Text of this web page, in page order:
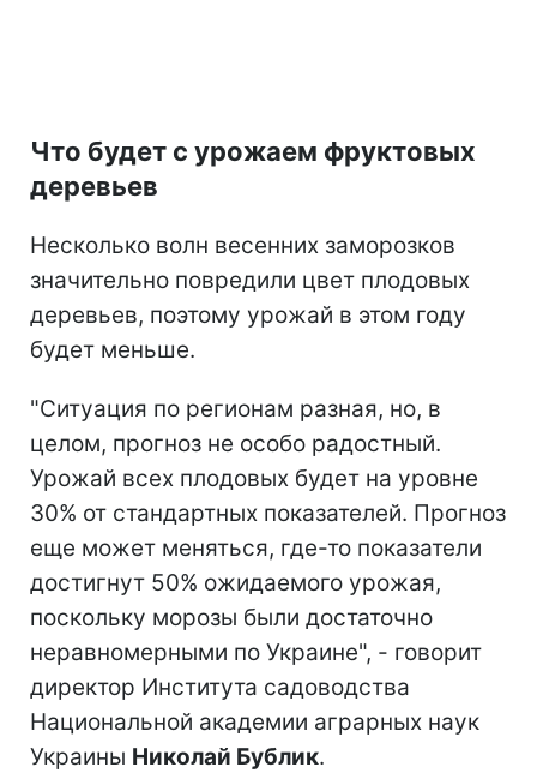
Что будет с урожаем фруктовых
деревьев
Несколько волн весенних заморозков
значительно повредили цвет плодовых
деревьев, поэтому урожай в этом году
будет меньше.
"Ситуация по регионам разная, но, в
целом, прогноз не особо радостный.
Урожай всех плодовых будет на уровне
30% от стандартных показателей. Прогноз
еще может меняться, где-то показатели
достигнут 50% ожидаемого урожая,
поскольку морозы были достаточно
неравномерными по Украине", - говорит
директор Института садоводства
Национальной академии аграрных наук
Украины Николай Бублик.